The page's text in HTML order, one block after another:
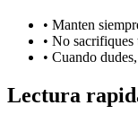
• Manten
• No sacrifiques
• Cuando
Lectura